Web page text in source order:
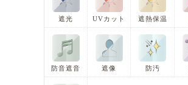
遮光 UVカット 遮熱保温
防音遮音 遮像 防汚